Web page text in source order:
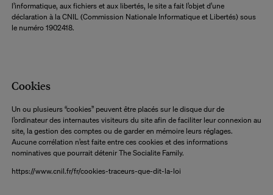
l’informatique, aux fichiers et aux libertés, le site a fait l’objet d’une
déclaration à la CNIL (Commission Nationale Informatique et Libertés) sous
le numéro 1902418.
Cookies
Un ou plusieurs “cookies” peuvent être placés sur le disque dur de
l’ordinateur des internautes visiteurs du site afin de faciliter leur connexion au
site, la gestion des comptes ou de garder en mémoire leurs réglages.
Aucune corrélation n’est faite entre ces cookies et des informations
nominatives que pourrait détenir The Socialite Family.
https://www.cnil.fr/fr/cookies-traceurs-que-dit-la-loi